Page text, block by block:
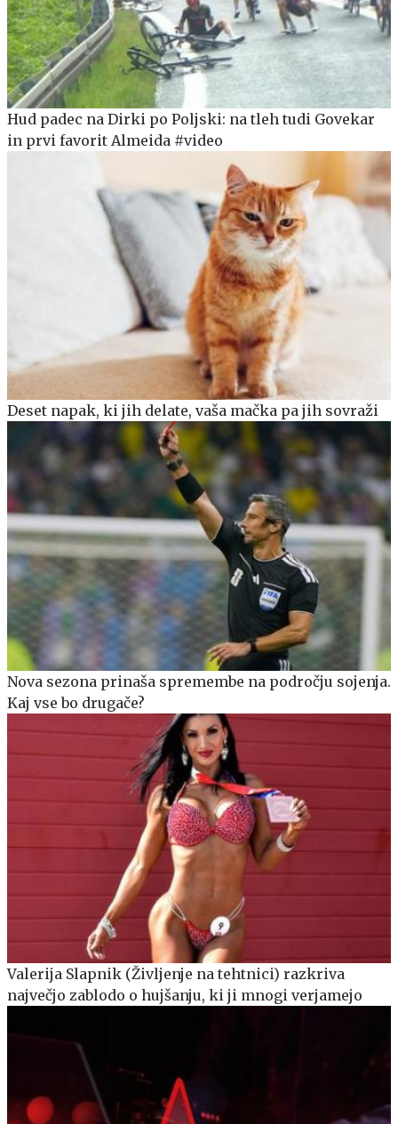
Hud padec na Dirki po Poljski: na tleh tudi Govekar
in prvi favorit Almeida #video
Deset napak, ki jih delate, vaša mačka pa jih sovraži
Nova sezona prinaša spremembe na področju sojenja.
Kaj vse bo drugače?
Valerija Slapnik (Življenje na tehtnici) razkriva
največjo zablodo o hujšanju, ki ji mnogi verjamejo